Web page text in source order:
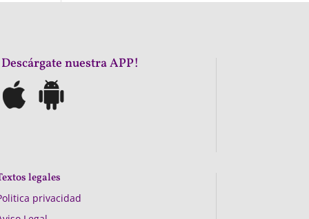
nuestra APP!
legales
privacidad